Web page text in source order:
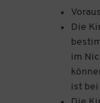
Die
im
ist bei